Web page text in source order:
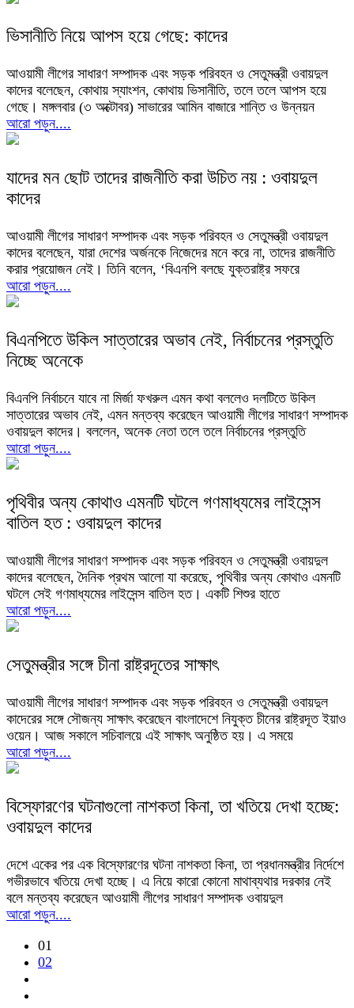
ভিসানীতি নিয়ে আপস হয়ে গেছে: কাদের
আওয়ামী লীগের সাধারণ সম্পাদক এবং সড়ক পরিবহন ও সেতুমন্ত্রী ওবায়দুল
কাদের বলেছেন, কোথায় স্যাংশন, কোথায় ভিসানীতি, তলে তলে আপস হয়ে
গেছে। মঙ্গলবার (৩ অক্টোবর) সাভারের আমিন বাজারে শান্তি ও উন্নয়ন
আরো পড়ুন....
যাদের মন ছোট তাদের রাজনীতি করা উচিত নয় : ওবায়দুল
কাদের
আওয়ামী লীগের সাধারণ সম্পাদক এবং সড়ক পরিবহন ও সেতুমন্ত্রী ওবায়দুল
কাদের বলেছেন, যারা দেশের অর্জনকে নিজেদের মনে করে না, তাদের রাজনীতি
করার প্রয়োজন নেই। তিনি বলেন, ‘বিএনপি বলছে যুক্তরাষ্ট্র সফরে
আরো পড়ুন....
বিএনপিতে উকিল সাত্তারের অভাব নেই, নির্বাচনের প্রস্তুতি
নিচ্ছে অনেকে
বিএনপি নির্বাচনে যাবে না মির্জা ফখরুল এমন কথা বললেও দলটিতে উকিল
সাত্তারের অভাব নেই, এমন মন্তব্য করেছেন আওয়ামী লীগের সাধারণ সম্পাদক
ওবায়দুল কাদের। বললেন, অনেক নেতা তলে তলে নির্বাচনের প্রস্তুতি
আরো পড়ুন....
পৃথিবীর অন্য কোথাও এমনটি ঘটলে গণমাধ্যমের লাইসেন্স
বাতিল হত : ওবায়দুল কাদের
আওয়ামী লীগের সাধারণ সম্পাদক এবং সড়ক পরিবহন ও সেতুমন্ত্রী ওবায়দুল
কাদের বলেছেন, দৈনিক প্রথম আলো যা করেছে, পৃথিবীর অন্য কোথাও এমনটি
ঘটলে সেই গণমাধ্যমের লাইসেন্স বাতিল হত। একটি শিশুর হাতে
আরো পড়ুন....
সেতুমন্ত্রীর সঙ্গে চীনা রাষ্ট্রদূতের সাক্ষাৎ
আওয়ামী লীগের সাধারণ সম্পাদক এবং সড়ক পরিবহন ও সেতুমন্ত্রী ওবায়দুল
কাদেরের সঙ্গে সৌজন্য সাক্ষাৎ করেছেন বাংলাদেশে নিযুক্ত চীনের রাষ্ট্রদূত ইয়াও
ওয়েন। আজ সকালে সচিবালয়ে এই সাক্ষাৎ অনুষ্ঠিত হয়। এ সময়ে
আরো পড়ুন....
বিস্ফোরণের ঘটনাগুলো নাশকতা কিনা, তা খতিয়ে দেখা হচ্ছে:
ওবায়দুল কাদের
দেশে একের পর এক বিস্ফোরণের ঘটনা নাশকতা কিনা, তা প্রধানমন্ত্রীর নির্দেশে
গভীরভাবে খতিয়ে দেখা হচ্ছে। এ নিয়ে কারো কোনো মাথাব্যথার দরকার নেই
বলে মন্তব্য করেছেন আওয়ামী লীগের সাধারণ সম্পাদক ওবায়দুল
আরো পড়ুন....
01
02